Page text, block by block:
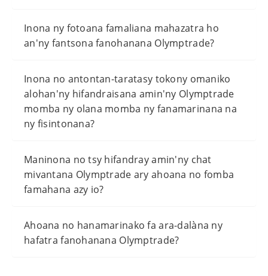
Inona ny fotoana famaliana mahazatra ho
an'ny fantsona fanohanana Olymptrade?
Inona no antontan-taratasy tokony omaniko
alohan'ny hifandraisana amin'ny Olymptrade
momba ny olana momba ny fanamarinana na
ny fisintonana?
Maninona no tsy hifandray amin'ny chat
mivantana Olymptrade ary ahoana no fomba
famahana azy io?
Ahoana no hanamarinako fa ara-dalàna ny
hafatra fanohanana Olymptrade?